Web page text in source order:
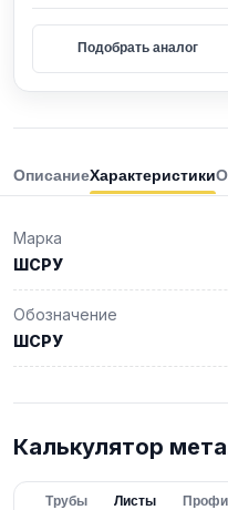
Подобрать аналог
ОписаниеХарактеристики
Марка
ШСРУ
Обозначение
ШСРУ
Калькулятор
Трубы Листы